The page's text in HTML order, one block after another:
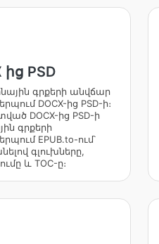
ից PSD
գրքերի անվճար
DOCX-ից PSD-ի։
DOCX-ից PSD-ի
գրքերի
EPUB.to-ում՝
գլուխները,
և TOC-ը։